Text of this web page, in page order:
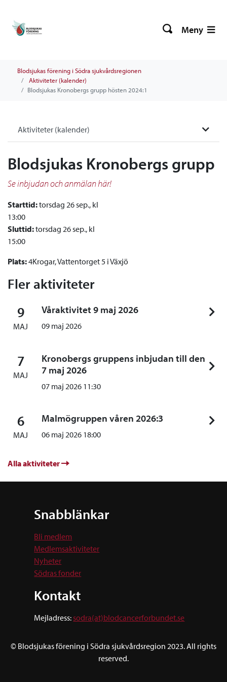
Meny
Blodsjukas förening i Södra sjukvårdsregionen
Aktiviteter (kalender)
Blodsjukas Kronobergs grupp hösten 2024:1
Aktiviteter (kalender)
Blodsjukas Kronobergs grupp
Se inbjudan och anmälan här!
Starttid:torsdag 26 sep., kl
13:00
Sluttid:torsdag 26 sep., kl
15:00
Plats:4Krogar, Vattentorget 5 i Växjö
Fler aktiviteter
9
MAJ
Våraktivitet 9 maj 2026
09 maj 2026
7
MAJ
Kronobergs gruppens inbjudan till den
7 maj 2026
07 maj 2026 11:30
6
MAJ
Malmögruppen våren 2026:3
06 maj 2026 18:00
Alla aktiviteter
Snabblänkar
Bli medlem
Medlemsaktiviteter
Nyheter
Södras fonder
Kontakt
Mejladress:sodra(at)blodcancerforbundet.se
© Blodsjukas förening i Södra sjukvårdsregion 2023. All rights
reserved.